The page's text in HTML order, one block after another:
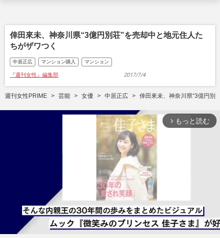
倖田來未、神奈川県“3億円別荘”を売却中と地元住人た
ちがザワつく
中居正広 マンション購入 マンション
『週刊女性』編集部 2017/7/4
週刊女性PRIME 芸能 女優 中居正広 倖田來未、神奈川県“3億円別
arrow_forward_ios もっと読む